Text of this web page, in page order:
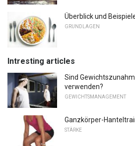
Überblick und
GRUNDLAGEN
Intresting articles
Sind
verwenden?
GEWICHTSMANAGEMENT
Ganzkörper-
STÄRKE